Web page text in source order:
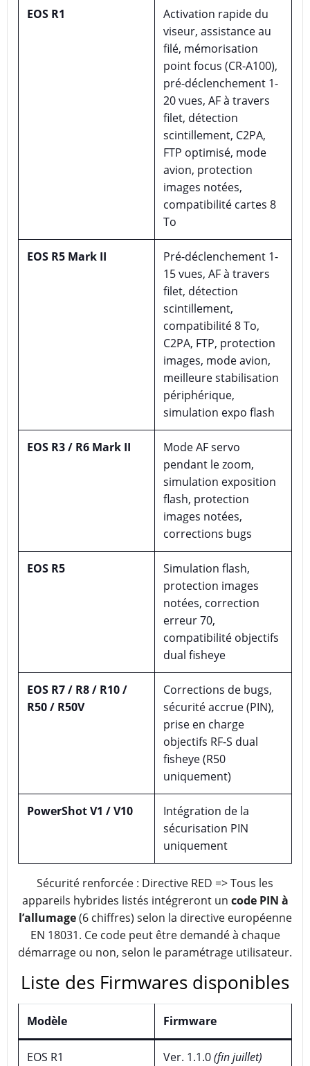
EOS R1
Activation rapide du
viseur, assistance au
filé, mémorisation
point focus (CR-A100),
pré-déclenchement 1-
20 vues, AF à travers
filet, détection
scintillement, C2PA,
FTP optimisé, mode
avion, protection
images notées,
compatibilité cartes 8
To
EOS R5 Mark II
Pré-déclenchement 1-
15 vues, AF à travers
filet, détection
scintillement,
compatibilité 8 To,
C2PA, FTP, protection
images, mode avion,
meilleure stabilisation
périphérique,
simulation expo flash
EOS R3 / R6 Mark II
Mode AF servo
pendant le zoom,
simulation exposition
flash, protection
images notées,
corrections bugs
EOS R5
Simulation flash,
protection images
notées, correction
erreur 70,
compatibilité objectifs
dual fisheye
EOS R7 / R8 / R10 /
R50 / R50V
Corrections de bugs,
sécurité accrue (PIN),
prise en charge
objectifs RF-S dual
fisheye (R50
uniquement)
PowerShot V1 / V10
Intégration de la
sécurisation PIN
uniquement
Sécurité renforcée : Directive RED => Tous les
appareils hybrides listés intégreront un code PIN à
l’allumage(6 chiffres) selon la directive européenne
EN 18031. Ce code peut être demandé à chaque
démarrage ou non, selon le paramétrage utilisateur.
Liste des Firmwares disponibles
Modèle Firmware
EOS R1 Ver. 1.1.0(fin juillet)